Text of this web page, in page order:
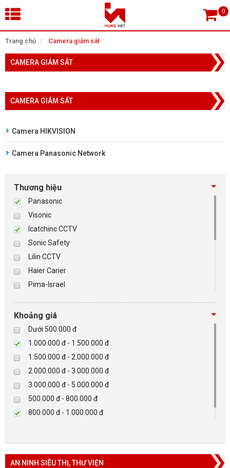
Trang chủ Camera giám sát
CAMERA GIÁM SÁT
CAMERA GIÁM SÁT
Camera HIKVISION
Camera Panasonic Network
Thương hiệu
Panasonic
Visonic
Icatchinc CCTV
Sonic Safety
Lilin CCTV
Haier Carier
Pima-Israel
Checkpoint
Paradox-Canada
D-max
HIKVISON
Eguard
Khác
Rapiscan
Khoảng giá
Dưới 500.000 đ
1.000.000 đ - 1.500.000 đ
1.500.000 đ - 2.000.000 đ
2.000.000 đ - 3.000.000 đ
3.000.000 đ - 5.000.000 đ
500.000 đ - 800.000 đ
800.000 đ - 1.000.000 đ
AN NINH SIÊU THỊ, THƯ VIỆN
×
Tìm theo danh mục
TRANG CHỦ
CAMERA GIÁM SÁT
KIỂM SOÁT VÀO RA
BÁO ĐỘNG, BÁO CHÁY
NHÀ THÔNG MINH
LIÊN HỆ